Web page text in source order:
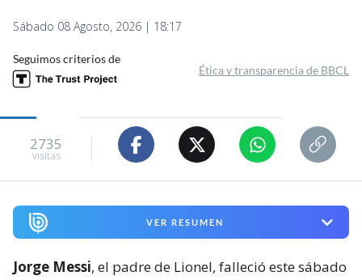
Sábado 08 Agosto, 2026 | 18:17
Seguimos criterios de
Ética y transparencia de BBCL
2735
visitas
VER RESUMEN
Jorge Messi, el padre de Lionel, falleció este sábado